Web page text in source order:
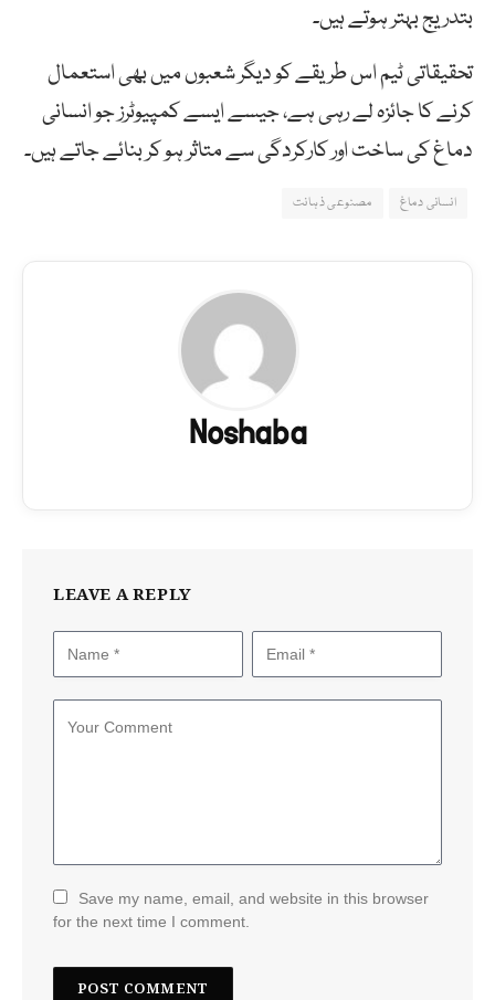
بتدریج بہتر ہوتے ہیں۔
تحقیقاتی ٹیم اس طریقے کو دیگر شعبوں میں بھی استعمال
کرنے کا جائزہ لے رہی ہے، جیسے ایسے کمپیوٹرز جو انسانی
دماغ کی ساخت اور کارکردگی سے متاثر ہو کر بنائے جاتے ہیں۔
انسانی دماغ مصنوعی ذہانت
Noshaba
LEAVE A REPLY
Save my name, email, and website in this browser
for the next time I comment.